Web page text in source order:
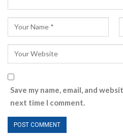
Save my name, email, and
next time I comment.